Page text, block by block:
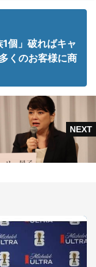
個」破ればキャ
くのお客様に商